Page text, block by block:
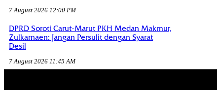
7 August 2026 12:00 PM
DPRD Soroti Carut-Marut PKH Medan Makmur,
Zulkarnaen: Jangan Persulit dengan Syarat
Desil
7 August 2026 11:45 AM